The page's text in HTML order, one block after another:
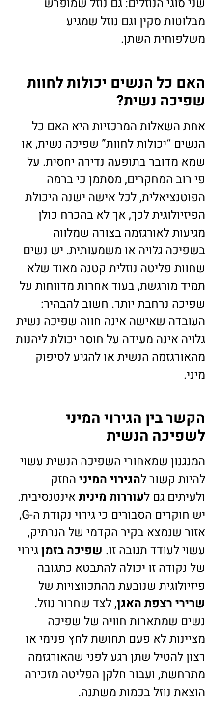
שני סוגי הנוזלים: גם נוזל שמופרש
מבלוטות סקין וגם נוזל שמגיע
משלפוחית השתן.
האם כל הנשים יכולות לחוות
שפיכה נשית?
אחת השאלות המרכזיות היא האם כל
הנשים “יכולות לחוות” שפיכה נשית, או
שמא מדובר בתופעה נדירה יחסית. על
פי רוב המחקרים, מסתמן כי ברמה
הפוטנציאלית, לכל אישה ישנה היכולת
הפיזיולוגית לכך, אך לא בהכרח כולן
מגיעות לאורגזמה בצורה שמלווה
בשפיכה גלויה או משמעותית. יש נשים
שחוות פליטה נוזלית קטנה מאוד שלא
תמיד מורגשת, בעוד אחרות מדווחות על
שפיכה נרחבת יותר. חשוב להבהיר:
העובדה שאישה אינה חווה שפיכה נשית
גלויה אינה מעידה על חוסר יכולת ליהנות
מהאורגזמה הנשית או להגיע לסיפוק
מיני.
הקשר בין הגירוי המיני
לשפיכה הנשית
המנגנון שמאחורי השפיכה הנשית עשוי
להיות קשור להגירוי המיני החזק
ולעיתים גם לעוררות מינית אינטנסיבית.
יש חוקרים הסבורים כי גירוי נקודת ה-G,
אזור שנמצא בקיר הקדמי של הנרתיק,
עשוי לעודד תגובה זו. שפיכה בזמןגירוי
של נקודה זו יכולה להתבטא כתגובה
פיזיולוגית שנובעת מהתכווצויות של
שרירי רצפת האגן, לצד שחרור נוזל.
נשים שמתארות חוויה של שפיכה
מציינות לא פעם תחושת לחץ פנימי או
רצון להטיל שתן רגע לפני שהאורגזמה
מתרחשת, ועבור חלקן הפליטה מזכירה
הוצאת נוזל בכמות משתנה.